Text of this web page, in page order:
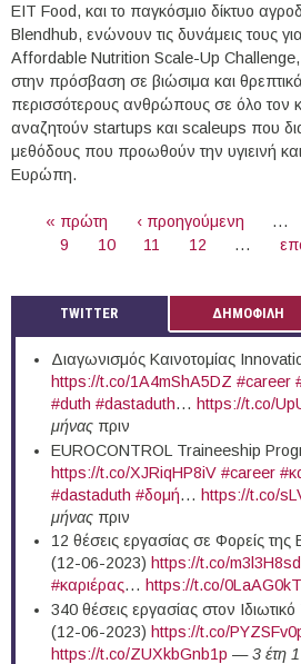
EIT Food, και το παγκόσμιο δίκτυο
Blendhub, ενώνουν τις δυνάμεις τους
Affordable Nutrition Scale-Up Challenge,
στην πρόσβαση σε βιώσιμα και
περισσότερους ανθρώπους σε όλο τον
αναζητούν startups και scaleups που
μεθόδους που προωθούν την υγιεινή
Ευρώπη.
ΣΕΛΊΔΕΣ« πρώτη ‹ προηγούμενη …
9
10 11 12 …
TWITTER ΔΗΜΟΦΙΛΗ
Διαγωνισμός Καινοτομίας
https://t.co/1A4mShA5DZ #career
#duth #dastaduth… https://t.co/
μήναςπριν
EUROCONTROL Traineeship
https://t.co/XJRiqHP8iV #career
#dastaduth #δομή… https://t.co/
μήναςπριν
12 θέσεις εργασίας σε Φορείς
(12-06-2023) https://t.co/
#καριέρας… https://t.co/
340 θέσεις εργασίας στον
(12-06-2023) https://t.co/
https://t.co/ZUXkbGnb1p —3 έτη